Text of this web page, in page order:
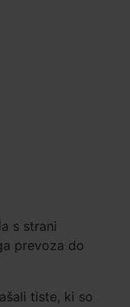
s strani
prevoza do
tiste, ki so